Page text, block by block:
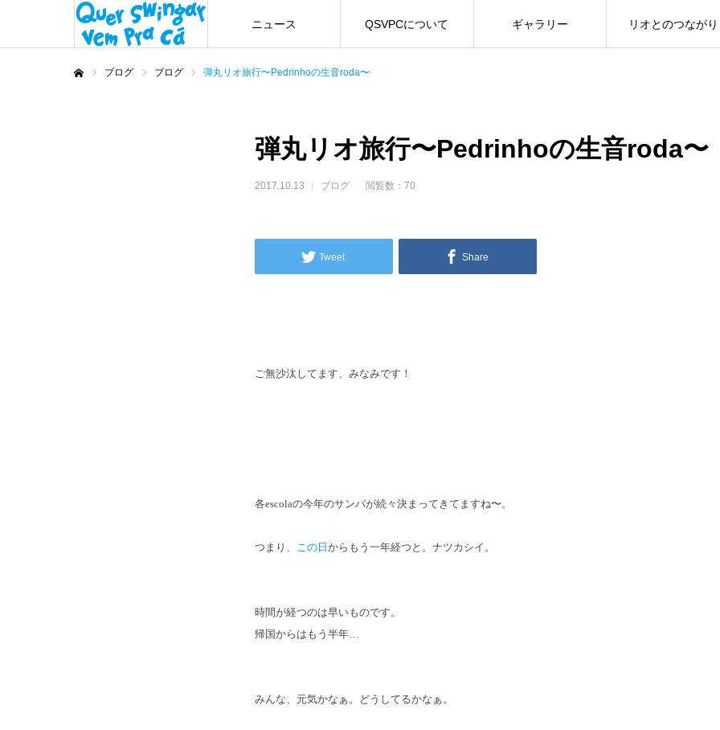
ニュース QSVPCについて ギャラリー リオとのつながり
ブログ ブログ 弾丸リオ旅行〜Pedrinhoの生音roda〜
弾丸リオ旅行〜Pedrinhoの生音roda〜
2017.10.13 ブログ 閲覧数：70
Tweet Share
ご無沙汰してます、みなみです！
各escolaの今年のサンバが続々決まってきてますね〜。
つまり、 この日 からもう一年経つと。ナツカシイ。
時間が経つのは早いものです。
帰国からはもう半年…
みんな、元気かなぁ。どうしてるかなぁ。